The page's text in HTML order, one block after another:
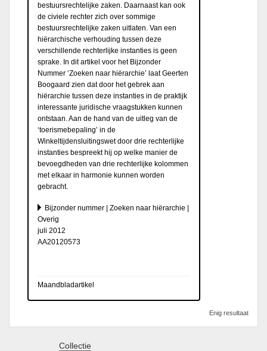
bestuursrechtelijke zaken. Daarnaast kan ook
de civiele rechter zich over sommige
bestuursrechtelijke zaken uitlaten. Van een
hiërarchische verhouding tussen deze
verschillende rechterlijke instanties is geen
sprake. In dit artikel voor het Bijzonder
Nummer ‘Zoeken naar hiërarchie’ laat Geerten
Boogaard zien dat door het gebrek aan
hiërarchie tussen deze instanties in de praktijk
interessante juridische vraagstukken kunnen
ontstaan. Aan de hand van de uitleg van de
‘toerismebepaling’ in de
Winkeltijdensluitingswet door drie rechterlijke
instanties bespreekt hij op welke manier de
bevoegdheden van drie rechterlijke kolommen
met elkaar in harmonie kunnen worden
gebracht.
Bijzonder nummer | Zoeken naar hiërarchie |
Overig
juli 2012
AA20120573
Maandbladartikel
Enig resultaat
Collectie